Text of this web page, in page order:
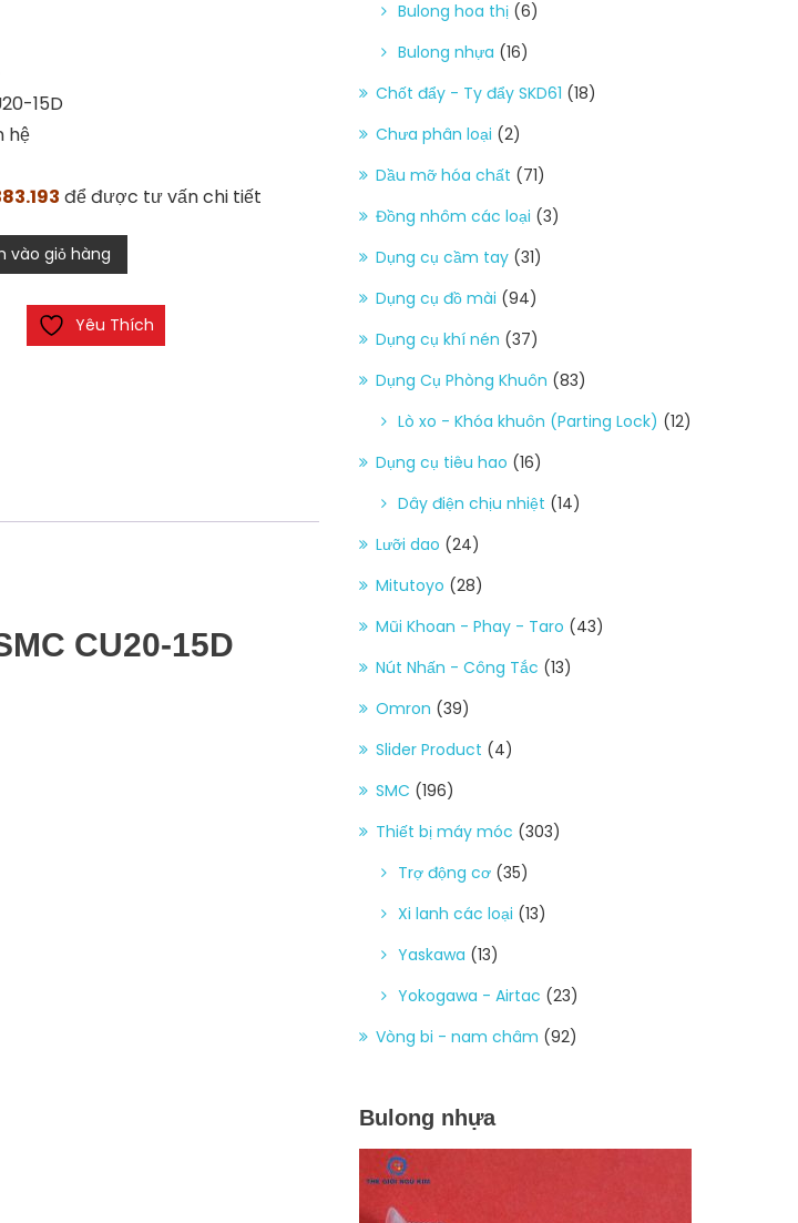
15D
hệ
để được tư vấn chi tiết
vào giỏ hàng
Yêu Thích
CU20-15D
Bulong hoa thị (6)
Bulong nhựa (16)
Chốt đẩy - Ty đẩy SKD61 (18)
Chưa phân loại (2)
Dầu mỡ hóa chất (71)
Đồng nhôm các loại (3)
Dụng cụ cầm tay (31)
Dụng cụ đồ mài (94)
Dụng cụ khí nén (37)
Dụng Cụ Phòng Khuôn (83)
Lò xo - Khóa khuôn (Parting Lock) (12)
Dụng cụ tiêu hao (16)
Dây điện chịu nhiệt (14)
Lưỡi dao (24)
Mitutoyo (28)
Mũi Khoan - Phay - Taro (43)
Nút Nhấn - Công Tắc (13)
Omron (39)
Slider Product (4)
SMC (196)
Thiết bị máy móc (303)
Trợ động cơ (35)
Xi lanh các loại (13)
Yaskawa (13)
Yokogawa - Airtac (23)
Vòng bi - nam châm (92)
Bulong nhựa